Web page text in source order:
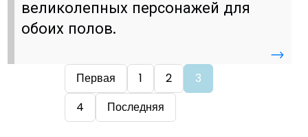
великолепных персонажей для
обоих полов.
→
Первая 1 2
3
4
Последняя